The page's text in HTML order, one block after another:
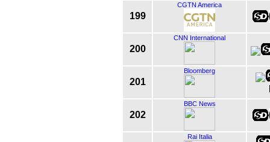
199
CGTN America
200
CNN International
201
Bloomberg
202
BBC News
Rai Italia